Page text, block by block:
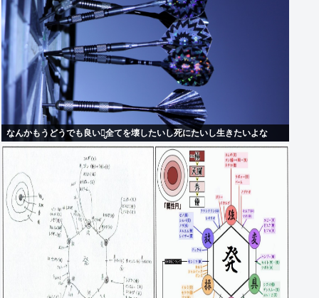
なんかもうどうでも良いし̤̬全てを壊したいし死にたいし生きたいよな